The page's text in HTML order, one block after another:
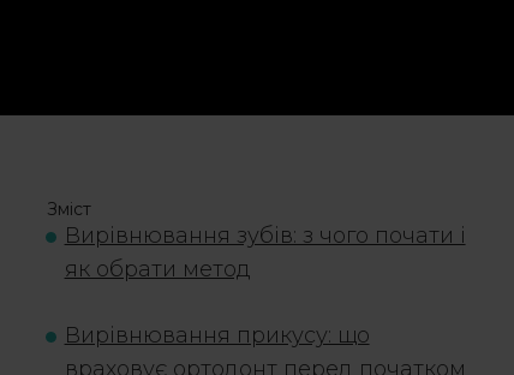
Зміст
Вирівнювання зубів: з чого почати і
як обрати метод
Вирівнювання прикусу: що
враховує ортодонт перед початком